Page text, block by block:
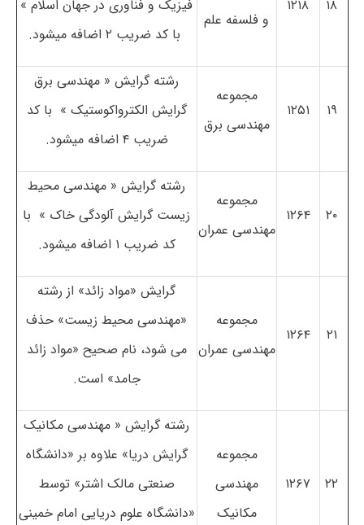
۱۲۱۸
و فلسفه علم
فیزیک و فنّاوری در جهان اسلام »
با کد ضریب ۲ اضافه می­شود.
۱۲۵۱
مجموعه
مهندسی برق
رشته­ گرایش « مهندسی برق
گرایش الکترواکوستیک » با کد
ضریب ۴ اضافه می­شود.
۱۲۶۴
مجموعه
مهندسی عمران
رشته­ گرایش « مهندسی محیط
زیست گرایش آلودگی خاک » با
کد ضریب ۱ اضافه می­شود.
۱۲۶۴
مجموعه
مهندسی عمران
گرایش «مواد زائد» از رشته
«مهندسی محیط زیست» حذف
می شود، نام صحیح «مواد زائد
جامد» است.
۱۲۶۷
مجموعه
مهندسی
مکانیک
رشته­ گرایش « مهندسی مکانیک
گرایش دریا» علاوه بر «دانشگاه
صنعتی مالک اشتر» توسط
«دانشگاه علوم دریایی امام خمینی